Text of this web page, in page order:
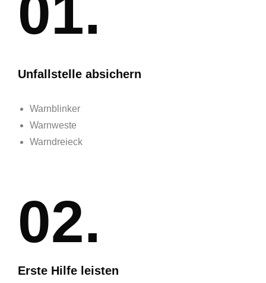
Unfallstelle absichern
Warnblinker
Warnweste
Warndreieck
02.
Erste Hilfe leisten